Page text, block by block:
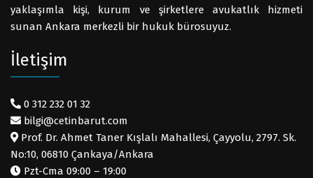
yaklaşımla kişi, kurum ve şirketlere avukatlık hizmeti
sunan Ankara merkezli bir hukuk bürosuyuz.
İletişim
0 312 232 01 32
bilgi@cetinbarut.com
Prof. Dr. Ahmet Taner Kışlalı Mahallesi, Çayyolu, 2797. Sk.
No:10, 06810 Çankaya/Ankara
Pzt-Cma 09:00 – 19:00